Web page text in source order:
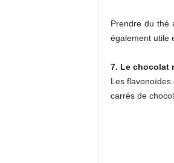
Prendre du thé
également utile
7. Le chocolat
Les
carrés de